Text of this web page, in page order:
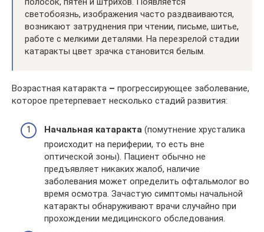
светобоязнь, изображения часто раздваиваются,
возникают затруднения при чтении, письме, шитье,
работе с мелкими деталями. На перезрелой стадии
катаракты цвет зрачка становится белым.
Возрастная катаракта – прогрессирующее заболевание,
которое претерпевает несколько стадий развития:
Начальная катаракта (помутнение хрусталика
происходит на периферии, то есть вне
оптической зоны). Пациент обычно не
предъявляет никаких жалоб, наличие
заболевания может определить офтальмолог во
время осмотра. Зачастую симптомы начальной
катаракты обнаруживают врачи случайно при
прохождении медицинского обследования.